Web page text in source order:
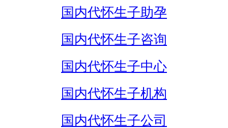
国内代怀生子助孕
国内代怀生子咨询
国内代怀生子中心
国内代怀生子机构
国内代怀生子公司